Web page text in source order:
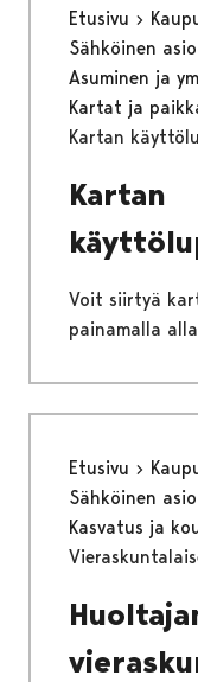
Etusivu
Sähköinen
Asuminen ja
Kartat ja
Kartan
Kartan
Voit siirtyä
painamalla
Etusivu
Sähköinen
Kasvatus ja